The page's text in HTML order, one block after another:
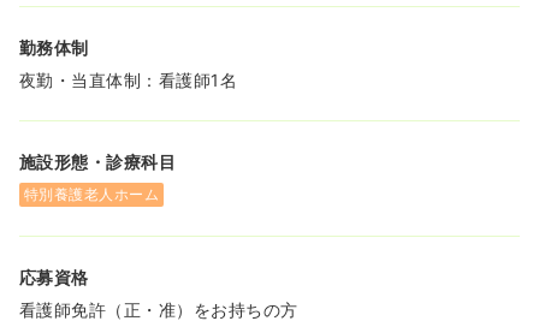
勤務体制
夜勤・当直体制：看護師1名
施設形態・診療科目
特別養護老人ホーム
応募資格
看護師免許（正・准）をお持ちの方